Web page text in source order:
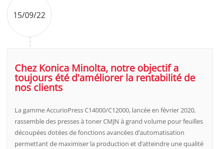
15/09/22
Chez Konica Minolta, notre objectif a
toujours été d'améliorer la rentabilité de
nos clients
La gamme AccurioPress C14000/C12000, lancée en février 2020,
rassemble des presses à toner CMJN à grand volume pour feuilles
découpées dotées de fonctions avancées d’automatisation
permettant de maximiser la production et d’atteindre une qualité